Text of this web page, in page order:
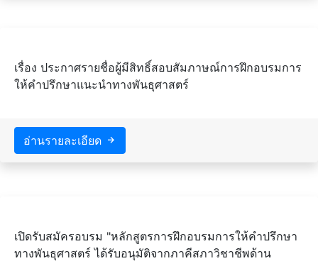
เรื่อง ประกาศรายชื่อผู้มีสิทธิ์สอบสัมภาษณ์การฝึกอบรมการ
ให้คำปรึกษาแนะนำทางพันธุศาสตร์
อ่านรายละเอียด
เปิดรับสมัครอบรม "หลักสูตรการฝึกอบรมการให้คำปรึกษา
ทางพันธุศาสตร์ ได้รับอนุมัติจากภาคีสภาวิชาชีพด้าน